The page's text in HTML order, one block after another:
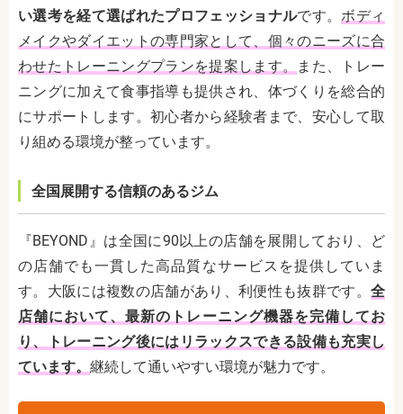
い選考を経て選ばれたプロフェッショナルです。 ボディ
メイクやダイエットの専門家として、個々のニーズに合
わせたトレーニングプランを提案します。
また、トレー
ニングに加えて食事指導も提供され、体づくりを総合的
にサポートします。初心者から経験者まで、安心して取
り組める環境が整っています。
全国展開する信頼のあるジム
『BEYOND』は全国に90以上の店舗を展開しており、ど
の店舗でも一貫した高品質なサービスを提供していま
す。大阪には複数の店舗があり、利便性も抜群です。 全
店舗において、最新のトレーニング機器を完備してお
り、トレーニング後にはリラックスできる設備も充実し
ています。 継続して通いやすい環境が魅力です。